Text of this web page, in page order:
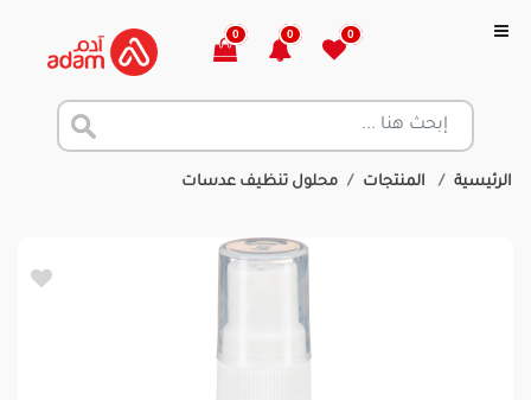
0
0
0
الرئيسية المنتجات محلول تنظيف عدسات